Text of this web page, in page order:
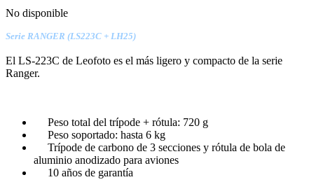
No disponible
Serie RANGER (LS223C + LH25)
El LS-223C de Leofoto es el más ligero y compacto de la serie
Ranger.
Peso total del trípode + rótula: 720 g
Peso soportado: hasta 6 kg
Trípode de carbono de 3 secciones y rótula de bola de
aluminio anodizado para aviones
10 años de garantía